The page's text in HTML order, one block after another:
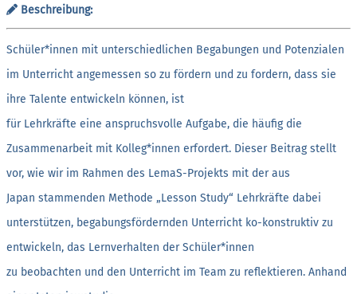
Beschreibung:
Schüler*innen mit unterschiedlichen Begabungen und Potenzialen
im Unterricht angemessen so zu fördern und zu fordern, dass sie
ihre Talente entwickeln können, ist
für Lehrkräfte eine anspruchsvolle Aufgabe, die häufig die
Zusammenarbeit mit Kolleg*innen erfordert. Dieser Beitrag stellt
vor, wie wir im Rahmen des LemaS-Projekts mit der aus
Japan stammenden Methode „Lesson Study“ Lehrkräfte dabei
unterstützen, begabungsfördernden Unterricht ko-konstruktiv zu
entwickeln, das Lernverhalten der Schüler*innen
zu beobachten und den Unterricht im Team zu reflektieren. Anhand